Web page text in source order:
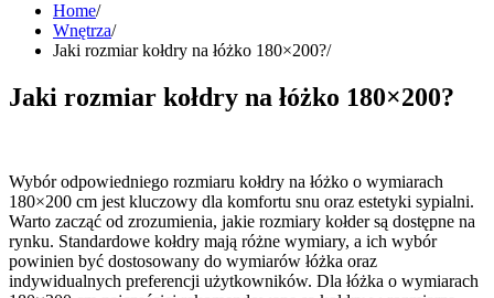
Home
Wnętrza
Jaki rozmiar kołdry na łóżko 180×200?
Jaki rozmiar kołdry na łóżko 180×200?
Wybór odpowiedniego rozmiaru kołdry na łóżko o wymiarach
180×200 cm jest kluczowy dla komfortu snu oraz estetyki sypialni.
Warto zacząć od zrozumienia, jakie rozmiary kołder są dostępne na
rynku. Standardowe kołdry mają różne wymiary, a ich wybór
powinien być dostosowany do wymiarów łóżka oraz
indywidualnych preferencji użytkowników. Dla łóżka o wymiarach